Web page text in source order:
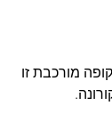
מורכבת זו